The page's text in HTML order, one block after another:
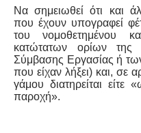
Να σημειωθεί ότι και
που έχουν υπογραφεί
του νομοθετημένου
κατώτατων ορίων της
Σύμβασης Εργασίας ή
που είχαν λήξει) και, σε
γάμου διατηρείται είτε
παροχή».